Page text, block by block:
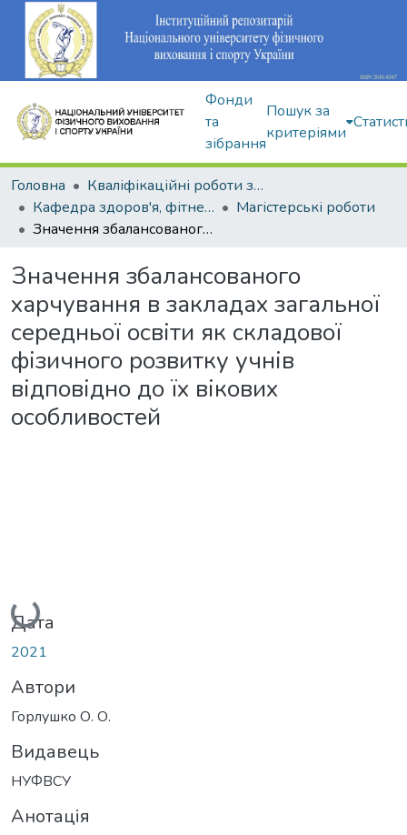
Фонди
та
зібрання
Пошук за
критеріями
Головна
Кваліфікаційні роботи здобувачів вищої освіти
Кафедра здоров'я, фітнесу та рекреації
Магістерські роботи
Значення збалансованого харчування в закладах загальної середньої освіти як складової фізичного розвитку учнів відповідно до їх вікових особливостей
Значення збалансованого
харчування в закладах загальної
середньої освіти як складової
фізичного розвитку учнів
відповідно до їх вікових
особливостей
Вантажиться...
Дата
2021
Автори
Горлушко О. О.
Видавець
НУФВСУ
Анотація